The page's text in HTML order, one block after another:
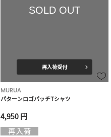
SOLD OUT
再入荷受付
MURUA
パターンロゴパッチTシャツ
4,950 円